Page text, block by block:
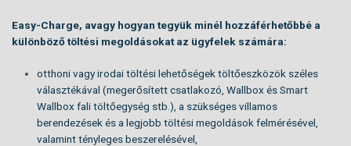
Easy-Charge, avagy hogyan tegyük minél hozzáférhetőbbé a
különböző töltési megoldásokat az ügyfelek számára:
otthoni vagy irodai töltési lehetőségek töltőeszközök széles
választékával (megerősített csatlakozó, Wallbox és Smart
Wallbox fali töltőegység stb.), a szükséges villamos
berendezések és a legjobb töltési megoldások felmérésével,
valamint tényleges beszerelésével,